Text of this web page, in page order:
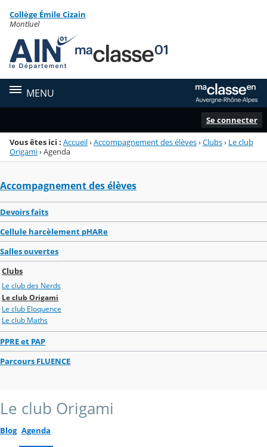
Menu de la rubrique
Contenu
Collège Émile Cizain
Montluel
MENU
Se connecter
Vous êtes ici : Accueil›Accompagnement des élèves›Clubs› Le club
Origami›Agenda
Accompagnement des élèves
Devoirs faits
Cellule harcèlement pHARe
Salles ouvertes
Clubs
Le club des Nerds
Le club Origami
Le club Eloquence
Le club Maths
PPRE et PAP
Parcours FLUENCE
Le club Origami
Blog Agenda